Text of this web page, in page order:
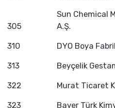
305
Sun Chemical
A.Ş.
310 DYO Boya
313 Beyçelik
322 Murat Ticaret
323 Bayer Türk